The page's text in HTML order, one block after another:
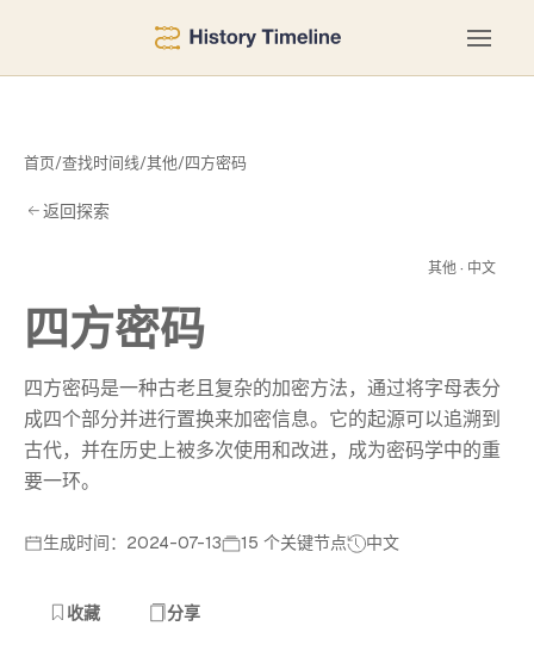
首页/查找时间线/其他/四方密码
返回探索
其他 · 中文
四方密码
四方密码是一种古老且复杂的加密方法，通过将字母表分
成四个部分并进行置换来加密信息。它的起源可以追溯到
古代，并在历史上被多次使用和改进，成为密码学中的重
要一环。
生成时间：2024-07-13 15 个关键节点 中文
收藏 分享